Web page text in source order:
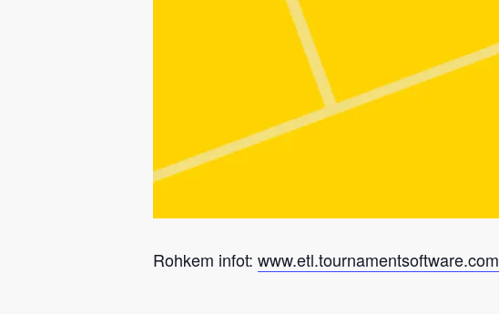
Rohkem infot: www.etl.tournamentsoftware.com